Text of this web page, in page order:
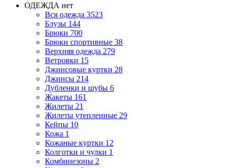
ОДЕЖДА нет
Вся одежда 3523
Блузы 144
Брюки 700
Брюки спортивные 38
Верхняя одежда 279
Ветровки 15
Джинсовые куртки 28
Джинсы 214
Дубленки и шубы 6
Жакеты 161
Жилеты 21
Жилеты утепленные 29
Кейпы 10
Кожа 1
Кожаные куртки 12
Колготки и чулки 1
Комбинезоны 2